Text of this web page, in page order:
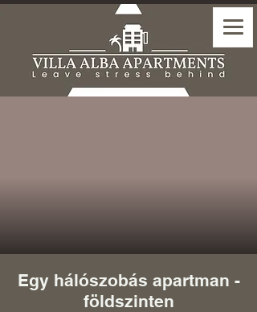
Egy hálószobás apartman -
földszinten